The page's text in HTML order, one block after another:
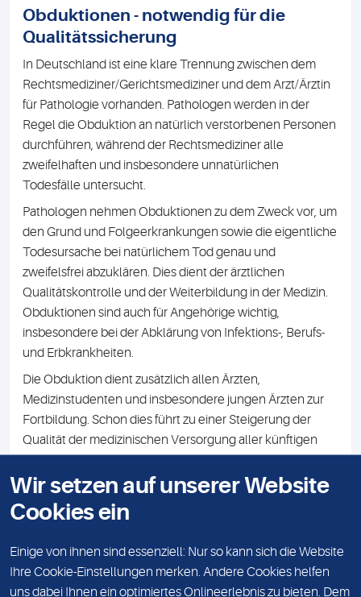
Obduktionen - notwendig für die
Qualitätssicherung
In Deutschland ist eine klare Trennung zwischen dem
Rechtsmediziner/Gerichtsmediziner und dem Arzt/Ärztin
für Pathologie vorhanden. Pathologen werden in der
Regel die Obduktion an natürlich verstorbenen Personen
durchführen, während der Rechtsmediziner alle
zweifelhaften und insbesondere unnatürlichen
Todesfälle untersucht.
Pathologen nehmen Obduktionen zu dem Zweck vor, um
den Grund und Folgeerkrankungen sowie die eigentliche
Todesursache bei natürlichem Tod genau und
zweifelsfrei abzuklären. Dies dient der ärztlichen
Qualitätskontrolle und der Weiterbildung in der Medizin.
Obduktionen sind auch für Angehörige wichtig,
insbesondere bei der Abklärung von Infektions-, Berufs-
und Erbkrankheiten.
Die Obduktion dient zusätzlich allen Ärzten,
Medizinstudenten und insbesondere jungen Ärzten zur
Fortbildung. Schon dies führt zu einer Steigerung der
Qualität der medizinischen Versorgung aller künftigen
Patienten.
Von besonderer Wichtigkeit ist aber die Tatsache, dass
Pathologen mit Hilfe der Obduktion neue gesicherte
und Behandlungsmöglichkeiten von Krankheiten
gewinnen.
Wir setzen auf unserer Website
Cookies ein
Einige von ihnen sind essenziell: Nur so kann sich die Website
Ihre Cookie-Einstellungen merken. Andere Cookies helfen
uns dabei Ihnen ein optimiertes Onlineerlebnis zu bieten. Dem